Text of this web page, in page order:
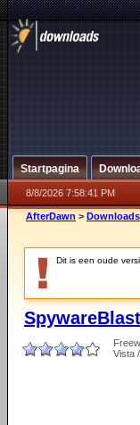
Startpagina
8/8/2026 7:58:41 PM
AfterDawn > Downloads
Dit is een oude
Vista